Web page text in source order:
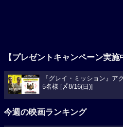
【プレゼントキャンペーン実施
『グレイ・ミッション』ア
5名様 [〆8/16(日)]
今週の映画ランキング